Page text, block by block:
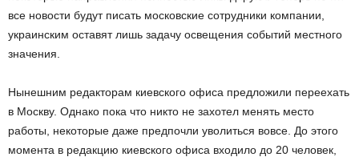
все новости будут писать московские сотрудники компании,
украинским оставят лишь задачу освещения событий местного
значения.
Нынешним редакторам киевского офиса предложили переехать
в Москву. Однако пока что никто не захотел менять место
работы, некоторые даже предпочли уволиться вовсе. До этого
момента в редакцию киевского офиса входило до 20 человек,